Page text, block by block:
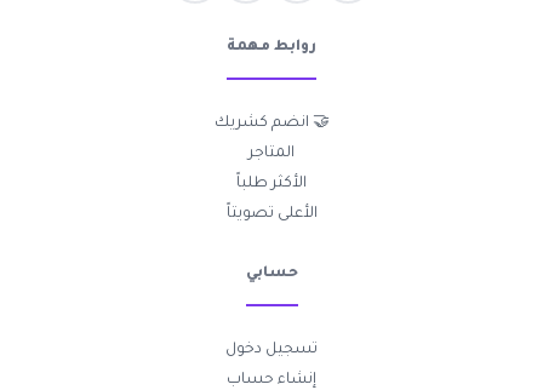
روابط مهمة
🤝 انضم كشريك
المتاجر
الأكثر طلباً
الأعلى تصويتاً
حسابي
تسجيل دخول
إنشاء حساب